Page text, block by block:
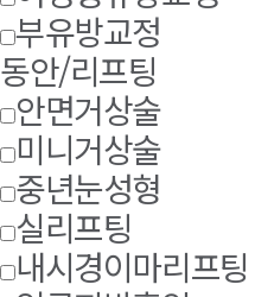
부유방교정
동안/리프팅
안면거상술
미니거상술
중년눈성형
실리프팅
내시경이마리프팅